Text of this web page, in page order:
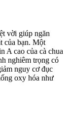
vời giúp ngăn
của bạn. Một
A cao của cà chua
nghiêm trọng có
nguy cơ đục
oxy hóa như